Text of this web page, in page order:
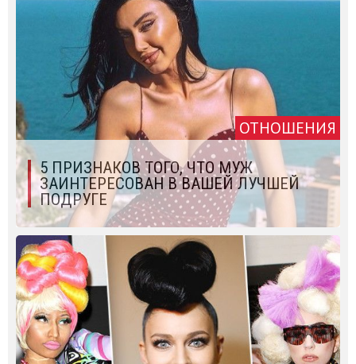
ОТНОШЕНИЯ
5 ПРИЗНАКОВ ТОГО, ЧТО МУЖ
ЗАИНТЕРЕСОВАН В ВАШЕЙ ЛУЧШЕЙ
ПОДРУГЕ